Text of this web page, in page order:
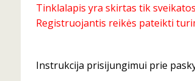
Tinklalapis yra skirtas tik
Registruojantis reikės pateikti
Instrukcija prisijungimui prie